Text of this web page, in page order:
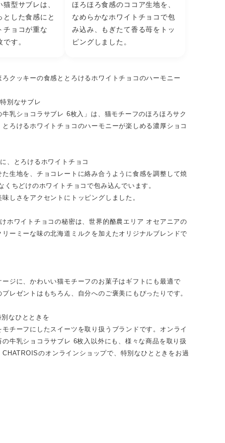
型サブレは、
とした食感にと
チョコが重な
す。
ほろほろ食感のココア生地を、
なめらかなホワイトチョコで包
み込み、もぎたて香る苺をトッ
ピングしました。
クッキーの食感ととろけるホワイトチョコのハーモニー
別なサブレ
牛乳ショコラサブレ 6枚入」は、猫モチーフのほろほろサク
ろけるホワイトチョコのハーモニーが楽しめる濃厚ショコ
、とろけるホワイトチョコ
た生地を、チョコレートに絡み合うように食感を調整して焼
くちどけのホワイトチョコで包み込んでいます。
しさをアクセントにトッピングしました。
ホワイトチョコの秘密は、世界的酪農エリア オセアニアの
リーミーな味の北海道ミルクを加えたオリジナルブレンドで
ジに、かわいい猫モチーフのお菓子はギフトにも最適で
レゼントはもちろん、自分へのご褒美にもぴったりです。
なひとときを
チーフにしたスイーツを取り扱うブランドです。オンライ
の牛乳ショコラサブレ 6枚入以外にも、様々な商品を取り扱
CHATROISのオンラインショップで、特別なひとときをお過